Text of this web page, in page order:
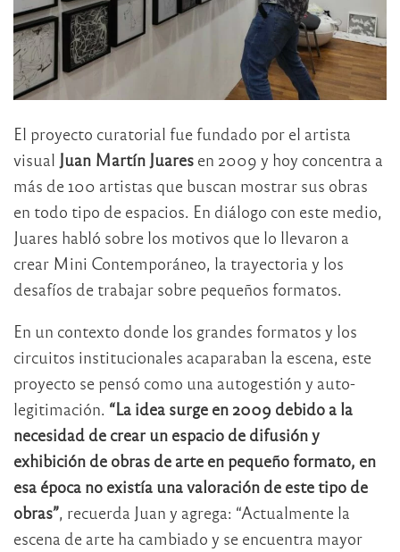
El proyecto curatorial fue fundado por el artista
visual Juan Martín Juares en 2009 y hoy concentra a
más de 100 artistas que buscan mostrar sus obras
en todo tipo de espacios. En diálogo con este medio,
Juares habló sobre los motivos que lo llevaron a
crear Mini Contemporáneo, la trayectoria y los
desafíos de trabajar sobre pequeños formatos.
En un contexto donde los grandes formatos y los
circuitos institucionales acaparaban la escena, este
proyecto se pensó como una autogestión y auto-
legitimación. “La idea surge en 2009 debido a la
necesidad de crear un espacio de difusión y
exhibición de obras de arte en pequeño formato, en
esa época no existía una valoración de este tipo de
obras”, recuerda Juan y agrega: “Actualmente la
escena de arte ha cambiado y se encuentra mayor